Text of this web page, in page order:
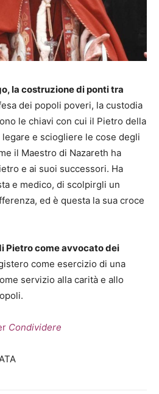
la costruzione di ponti tra
dei popoli poveri, la custodia
le chiavi con cui il Pietro della
e sciogliere le cose degli
il Maestro di Nazareth ha
e ai suoi successori. Ha
e medico, di scolpirgli un
ed è questa la sua croce
Pietro come avvocato dei
come esercizio di una
servizio alla carità e allo
Condividere